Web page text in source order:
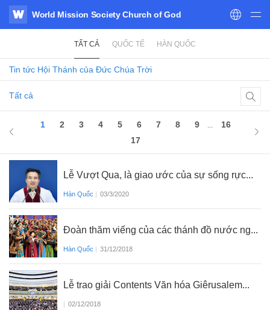
WATV
World Mission Society Church of God
TẤT CẢ QUỐC TẾ HÀN QUỐC
Tin tức Hội Thánh của Đức Chúa Trời
Tất cả
1 2 3 4 5 6 7 8 9
16
17
Lễ Vượt Qua, là giao ước của sự sống rực...
Hàn Quốc | 03/3/2020
Đoàn thăm viếng của các thánh đồ nước ng...
Hàn Quốc | 31/12/2018
Lễ trao giải Contents Văn hóa Giêrusalem...
| 02/12/2018